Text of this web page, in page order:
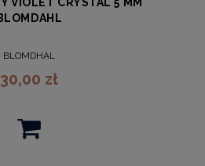
VIOLET CRYSTAL 5 MM
BLOMDHAL
30,00 zł